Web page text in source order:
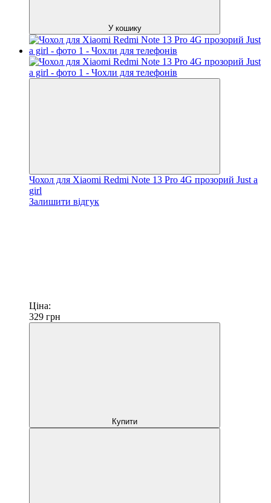
У кошику
Чохол для Xiaomi Redmi Note 13 Pro 4G прозорий Just a
girl
Залишити відгук
Ціна:
329 грн
Купити